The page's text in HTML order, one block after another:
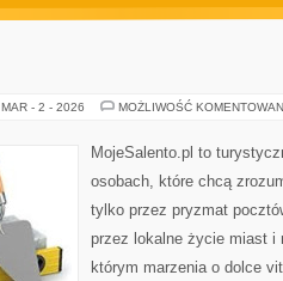
MAR - 2 - 2026 MOŻLIWOŚĆ
MojeSalento.pl to
osobach, które chcą
tylko przez pryzmat
przez lokalne życie miast i
którym marzenia o dolce